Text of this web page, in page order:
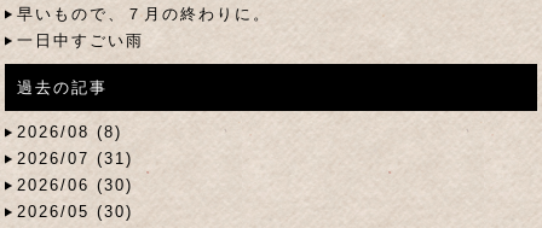
早いもので、７月の終わりに。
一日中すごい雨
過去の記事
2026/08 (8)
2026/07 (31)
2026/06 (30)
2026/05 (30)